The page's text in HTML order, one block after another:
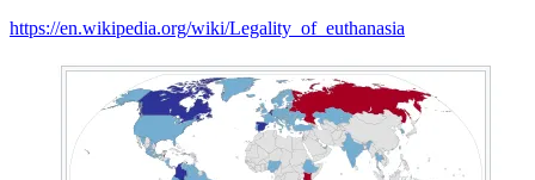
https://en.wikipedia.org/wiki/Legality_of_euthanasia